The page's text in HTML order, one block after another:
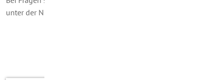
unter der Nummer 06874 186908 0 mit Rat und Tat zur Seite.